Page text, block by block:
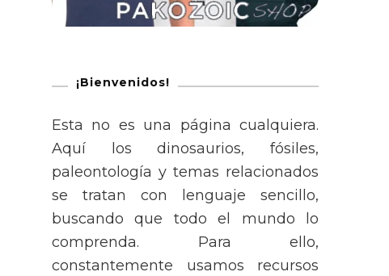
¡Bienvenidos!
Esta no es una página cualquiera.
Aquí los dinosaurios, fósiles,
paleontología y temas relacionados
se tratan con lenguaje sencillo,
buscando que todo el mundo lo
comprenda. Para ello,
constantemente usamos recursos